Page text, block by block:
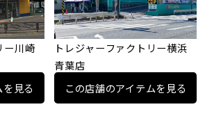
ー川崎
見る
トレジャーファクトリー横浜
青葉店
この店舗のアイテムを見る